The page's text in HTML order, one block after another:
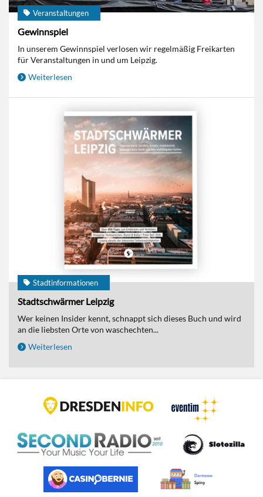
Veranstaltungen
Gewinnspiel
In unserem Gewinnspiel verlosen wir regelmäßig Freikarten
für Veranstaltungen in und um Leipzig.
Weiterlesen
Stadtinformationen
Stadtschwärmer Leipzig
Wer keinen Insider kennt, schnappt sich dieses Buch und wird
an die liebsten Orte von waschechten...
Weiterlesen